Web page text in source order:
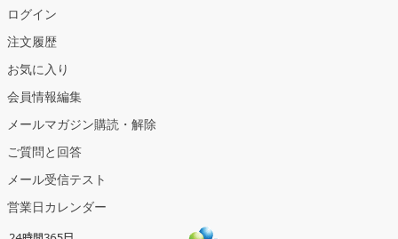
ログイン
注文履歴
お気に入り
会員情報編集
メールマガジン購読・解除
ご質問と回答
メール受信テスト
営業日カレンダー